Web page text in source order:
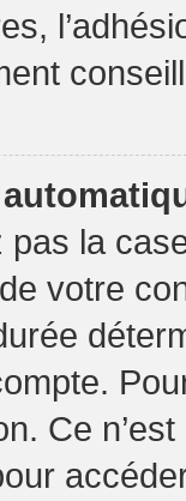
pas la
votre
Ce